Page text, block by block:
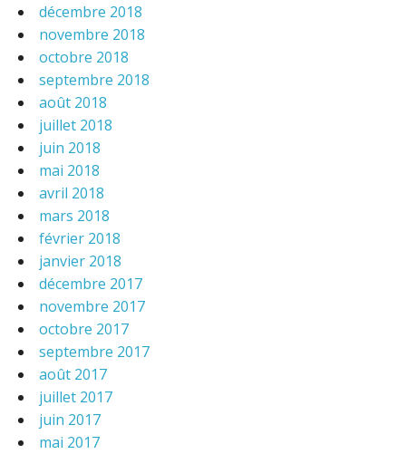
décembre 2018
novembre 2018
octobre 2018
septembre 2018
août 2018
juillet 2018
juin 2018
mai 2018
avril 2018
mars 2018
février 2018
janvier 2018
décembre 2017
novembre 2017
octobre 2017
septembre 2017
août 2017
juillet 2017
juin 2017
mai 2017